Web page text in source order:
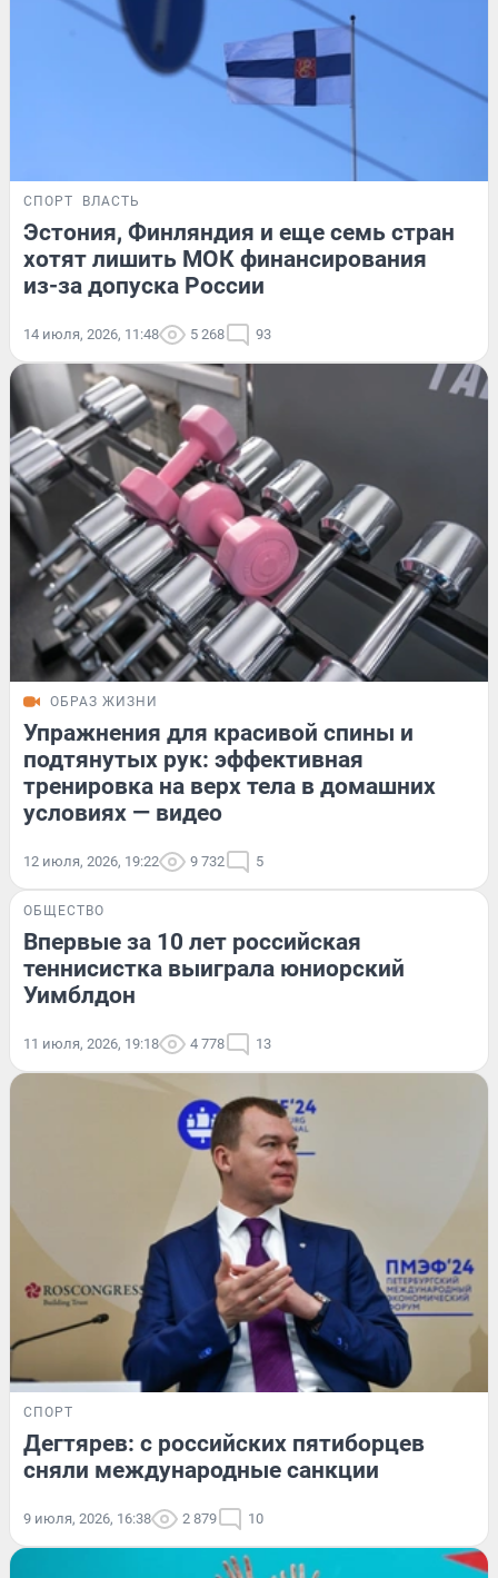
СПОРТ ВЛАСТЬ
Эстония, Финляндия и еще семь стран
хотят лишить МОК финансирования
из-за допуска России
14 июля, 2026, 11:48 5 268 93
ОБРАЗ ЖИЗНИ
Упражнения для красивой спины и
подтянутых рук: эффективная
тренировка на верх тела в домашних
условиях — видео
12 июля, 2026, 19:22 9 732 5
ОБЩЕСТВО
Впервые за 10 лет российская
теннисистка выиграла юниорский
Уимблдон
11 июля, 2026, 19:18 4 778 13
СПОРТ
Дегтярев: с российских пятиборцев
сняли международные санкции
9 июля, 2026, 16:38 2 879 10